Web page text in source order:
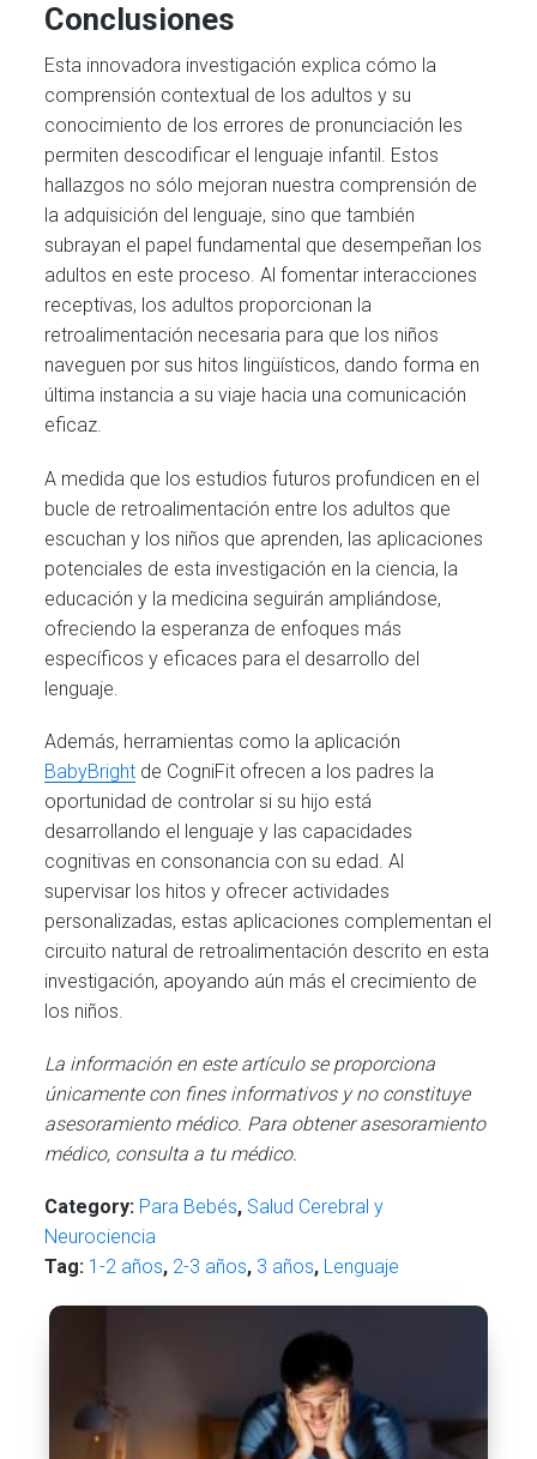
Conclusiones
Esta innovadora investigación explica cómo la
comprensión contextual de los adultos y su
conocimiento de los errores de pronunciación les
permiten descodificar el lenguaje infantil. Estos
hallazgos no sólo mejoran nuestra comprensión de
la adquisición del lenguaje, sino que también
subrayan el papel fundamental que desempeñan los
adultos en este proceso. Al fomentar interacciones
receptivas, los adultos proporcionan la
retroalimentación necesaria para que los niños
naveguen por sus hitos lingüísticos, dando forma en
última instancia a su viaje hacia una comunicación
eficaz.
A medida que los estudios futuros profundicen en el
bucle de retroalimentación entre los adultos que
escuchan y los niños que aprenden, las aplicaciones
potenciales de esta investigación en la ciencia, la
educación y la medicina seguirán ampliándose,
ofreciendo la esperanza de enfoques más
específicos y eficaces para el desarrollo del
lenguaje.
Además, herramientas como la aplicación
BabyBright de CogniFit ofrecen a los padres la
oportunidad de controlar si su hijo está
desarrollando el lenguaje y las capacidades
cognitivas en consonancia con su edad. Al
supervisar los hitos y ofrecer actividades
personalizadas, estas aplicaciones complementan el
circuito natural de retroalimentación descrito en esta
investigación, apoyando aún más el crecimiento de
los niños.
La información en este artículo se proporciona
únicamente con fines informativos y no constituye
asesoramiento médico. Para obtener asesoramiento
médico, consulta a tu médico.
Category: Para Bebés, Salud Cerebral y
Neurociencia
Tag: 1-2 años, 2-3 años, 3 años, Lenguaje